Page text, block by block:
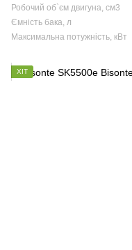
Робочий об`єм двигуна, см3
Ємність бака, л
Максимальна потужність, кВт
ХІТ